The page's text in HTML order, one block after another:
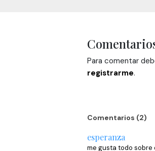
Para comentar
registrarme.
Comentarios (2)
esperanza
me gusta todo sobre